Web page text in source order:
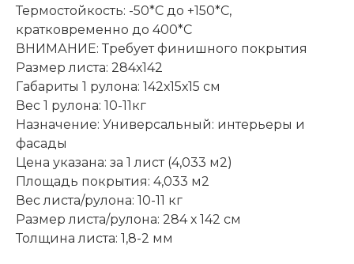
Термостойкость: -50*С до +150*С,
кратковременно до 400*C
ВНИМАНИЕ: Требует финишного покрытия
Размер листа: 284х142
Габариты 1 рулона: 142х15х15 см
Вес 1 рулона: 10-11кг
Назначение: Универсальный: интерьеры и
фасады
Цена указана: за 1 лист (4,033 м2)
Площадь покрытия: 4,033 м2
Вес листа/рулона: 10-11 кг
Размер листа/рулона: 284 х 142 см
Толщина листа: 1,8-2 мм